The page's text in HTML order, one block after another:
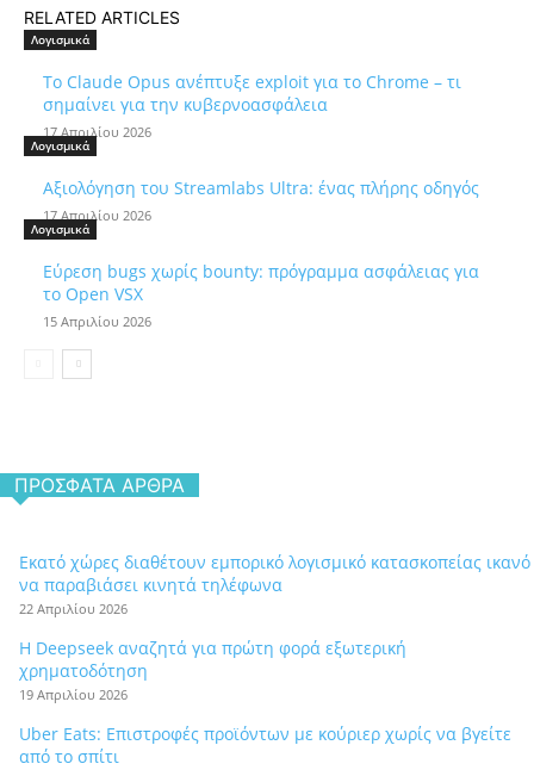
RELATED ARTICLES
Λογισμικά
Το Claude Opus ανέπτυξε exploit για το Chrome – τι
σημαίνει για την κυβερνοασφάλεια
17 Απριλίου 2026
Λογισμικά
Αξιολόγηση του Streamlabs Ultra: ένας πλήρης οδηγός
17 Απριλίου 2026
Λογισμικά
Εύρεση bugs χωρίς bounty: πρόγραμμα ασφάλειας για
το Open VSX
15 Απριλίου 2026
ΠΡΌΣΦΑΤΑ ΆΡΘΡΑ
Εκατό χώρες διαθέτουν εμπορικό λογισμικό κατασκοπείας ικανό
να παραβιάσει κινητά τηλέφωνα
22 Απριλίου 2026
Η Deepseek αναζητά για πρώτη φορά εξωτερική
χρηματοδότηση
19 Απριλίου 2026
Uber Eats: Επιστροφές προϊόντων με κούριερ χωρίς να βγείτε
από το σπίτι